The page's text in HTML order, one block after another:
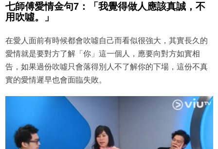
七師傅愛情金句7：「我覺得做人應該真誠，不
用吹噓。」
在愛人面前有時候都會吹噓自己而看似很強大，其實長久的
愛情就是要對方了解「你」這一個人，應要向對方如實相
告，如果過份吹噓只會落得別人不了解你的下場，這份不真
實的愛情遲早也會面臨失敗。